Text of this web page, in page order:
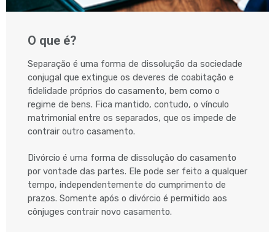
O que é?
Separação é uma forma de dissolução da sociedade
conjugal que extingue os deveres de coabitação e
fidelidade próprios do casamento, bem como o
regime de bens. Fica mantido, contudo, o vínculo
matrimonial entre os separados, que os impede de
contrair outro casamento.
Divórcio é uma forma de dissolução do casamento
por vontade das partes. Ele pode ser feito a qualquer
tempo, independentemente do cumprimento de
prazos. Somente após o divórcio é permitido aos
cônjuges contrair novo casamento.